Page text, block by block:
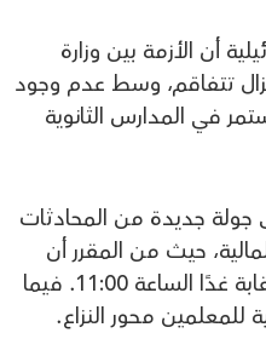
أن الأزمة بين وزارة
تتفاقم، وسط عدم وجود
في المدارس الثانوية
جولة جديدة من المحادثات
حيث من المقرر أن
يلتقي ممثلون من الوزارة والنقابة غدًا الساعة 11:00. فيما
محور النزاع.